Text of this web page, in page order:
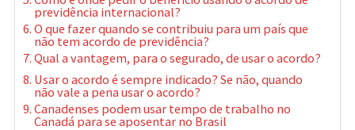
previdência internacional?
O que fazer quando se contribuiu para um país que
não tem acordo de previdência?
Qual a vantagem, para o segurado, de usar o acordo?
Usar o acordo é sempre indicado? Se não, quando
não vale a pena usar o acordo?
Canadenses podem usar tempo de trabalho no
Canadá para se aposentar no Brasil